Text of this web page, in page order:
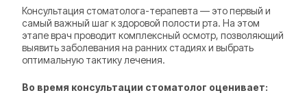
Консультация стоматолога-терапевта — это первый и
самый важный шаг к здоровой полости рта. На этом
этапе врач проводит комплексный осмотр, позволяющий
выявить заболевания на ранних стадиях и выбрать
оптимальную тактику лечения.
Во время консультации стоматолог оценивает: